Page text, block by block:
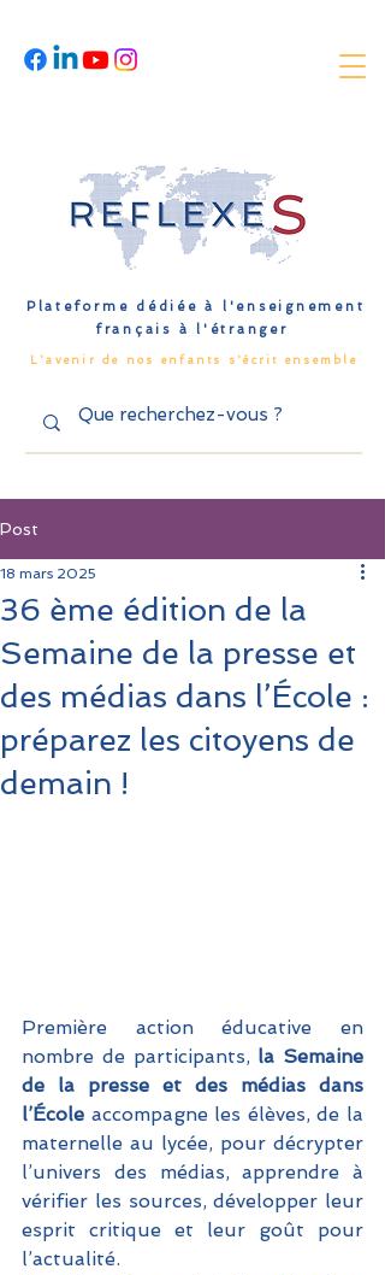
Plateforme dédiée à l'enseignement
français à l'étranger
L'avenir de nos enfants s'écrit ensemble
Post
36 ème édition de la
Semaine de la presse et
des médias dans l’École :
préparez les citoyens de
demain !
18 mars 2025
Première action éducative en
nombre de participants, la Semaine
de la presse et des médias dans
l’École accompagne les élèves, de la
maternelle au lycée, pour décrypter
l’univers des médias, apprendre à
vérifier les sources, développer leur
esprit critique et leur goût pour
l’actualité.